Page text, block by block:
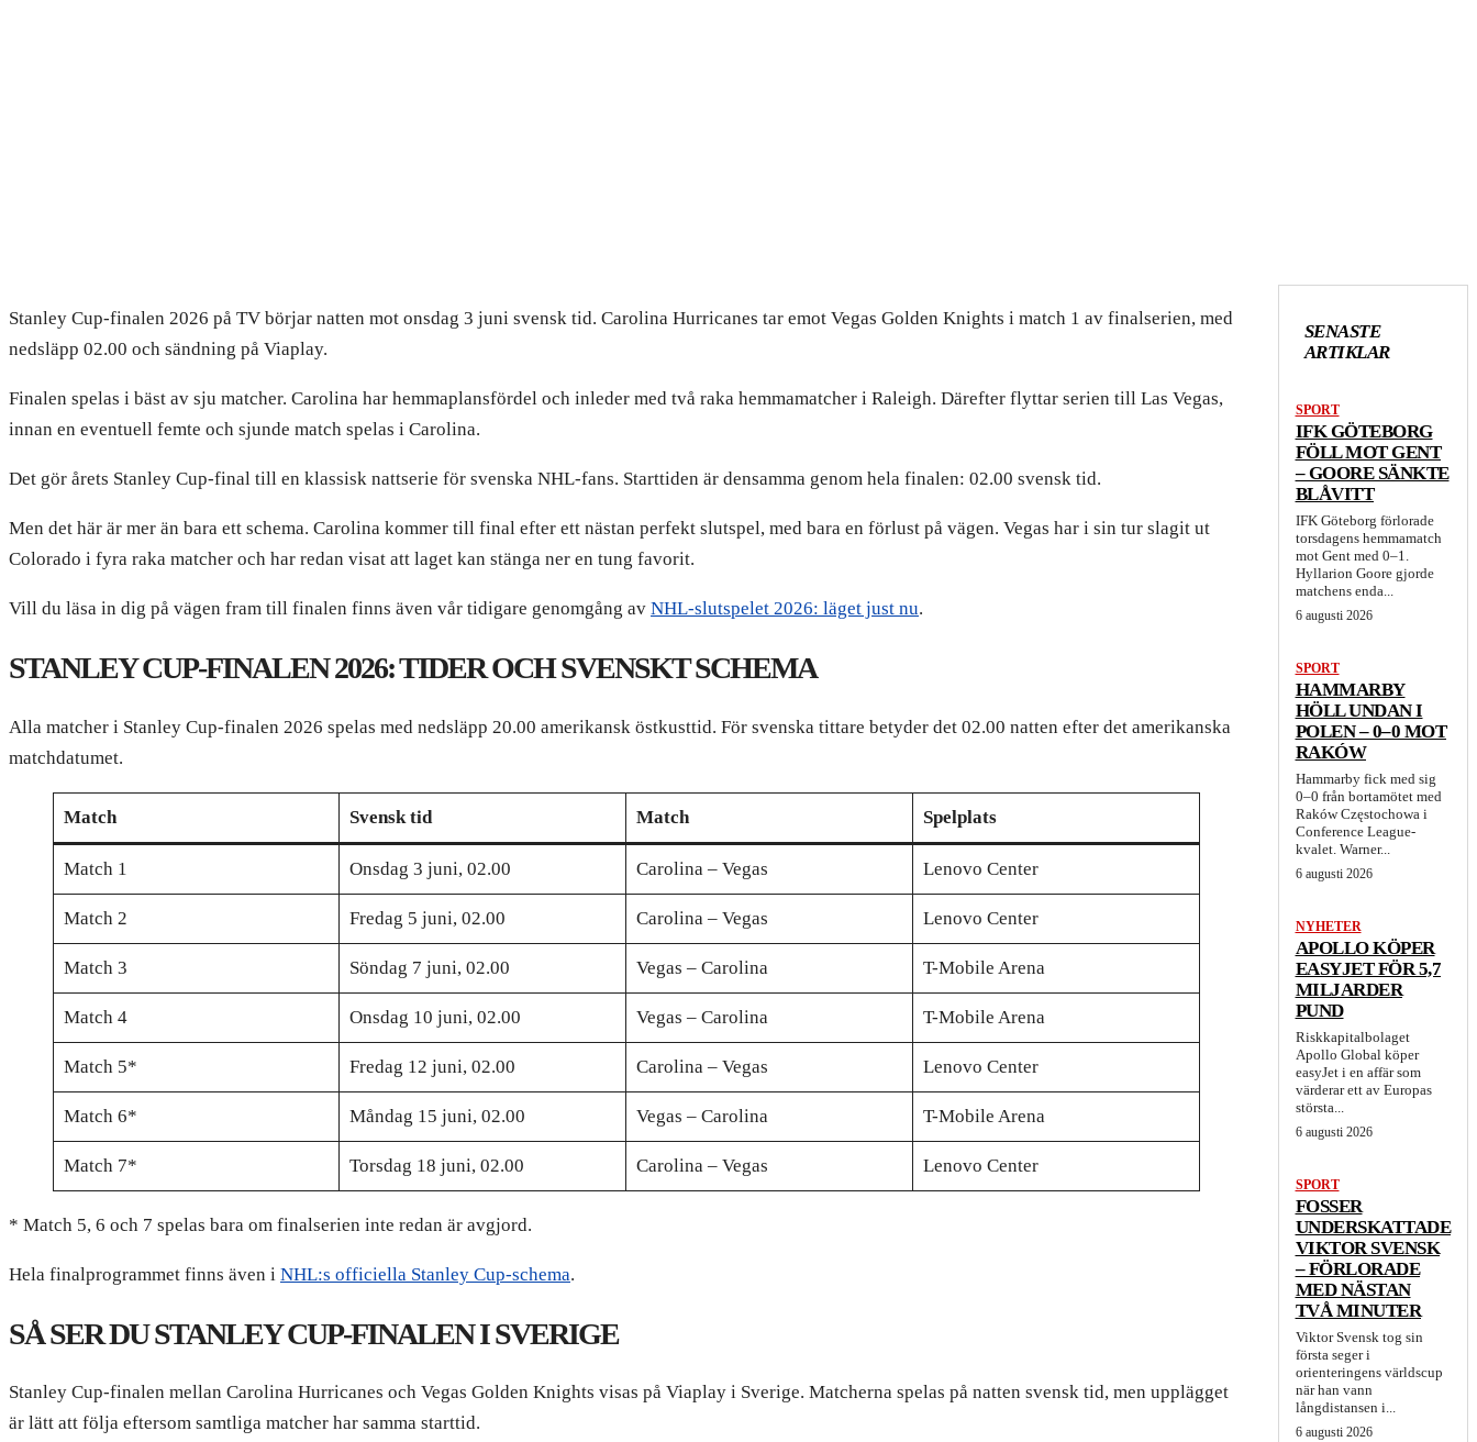
Stanley Cup-finalen 2026 på TV börjar natten mot onsdag 3 juni svensk tid. Carolina Hurricanes tar emot Vegas Golden Knights i match 1 av finalserien, med
nedsläpp 02.00 och sändning på Viaplay.
Finalen spelas i bäst av sju matcher. Carolina har hemmaplansfördel och inleder med två raka hemmamatcher i Raleigh. Därefter flyttar serien till Las Vegas,
innan en eventuell femte och sjunde match spelas i Carolina.
Det gör årets Stanley Cup-final till en klassisk nattserie för svenska NHL-fans. Starttiden är densamma genom hela finalen: 02.00 svensk tid.
Men det här är mer än bara ett schema. Carolina kommer till final efter ett nästan perfekt slutspel, med bara en förlust på vägen. Vegas har i sin tur slagit ut
Colorado i fyra raka matcher och har redan visat att laget kan stänga ner en tung favorit.
Vill du läsa in dig på vägen fram till finalen finns även vår tidigare genomgång av NHL-slutspelet 2026: läget just nu.
STANLEY CUP-FINALEN 2026: TIDER OCH SVENSKT SCHEMA
Alla matcher i Stanley Cup-finalen 2026 spelas med nedsläpp 20.00 amerikansk östkusttid. För svenska tittare betyder det 02.00 natten efter det amerikanska
matchdatumet.
Match Svensk tid Match Spelplats
Match 1 Onsdag 3 juni, 02.00 Carolina – Vegas Lenovo Center
Match 2 Fredag 5 juni, 02.00 Carolina – Vegas Lenovo Center
Match 3 Söndag 7 juni, 02.00 Vegas – Carolina T-Mobile Arena
Match 4 Onsdag 10 juni, 02.00 Vegas – Carolina T-Mobile Arena
Match 5* Fredag 12 juni, 02.00 Carolina – Vegas Lenovo Center
Match 6* Måndag 15 juni, 02.00 Vegas – Carolina T-Mobile Arena
Match 7* Torsdag 18 juni, 02.00 Carolina – Vegas Lenovo Center
* Match 5, 6 och 7 spelas bara om finalserien inte redan är avgjord.
Hela finalprogrammet finns även i NHL:s officiella Stanley Cup-schema.
SÅ SER DU STANLEY CUP-FINALEN I SVERIGE
Stanley Cup-finalen mellan Carolina Hurricanes och Vegas Golden Knights visas på Viaplay i Sverige. Matcherna spelas på natten svensk tid, men upplägget
är lätt att följa eftersom samtliga matcher har samma starttid.
SENASTE
ARTIKLAR
SPORT
IFK GÖTEBORG
FÖLL MOT GENT
– GOORE SÄNKTE
BLÅVITT
IFK Göteborg förlorade
torsdagens hemmamatch
mot Gent med 0–1.
Hyllarion Goore gjorde
matchens enda...
6 augusti 2026
SPORT
HAMMARBY
HÖLL UNDAN I
POLEN – 0–0 MOT
RAKÓW
Hammarby fick med sig
0–0 från bortamötet med
Raków Częstochowa i
Conference League-
kvalet. Warner...
6 augusti 2026
NYHETER
APOLLO KÖPER
EASYJET FÖR 5,7
MILJARDER
PUND
Riskkapitalbolaget
Apollo Global köper
easyJet i en affär som
värderar ett av Europas
största...
6 augusti 2026
SPORT
FOSSER
UNDERSKATTADE
VIKTOR SVENSK
– FÖRLORADE
MED NÄSTAN
TVÅ MINUTER
Viktor Svensk tog sin
första seger i
orienteringens världscup
när han vann
långdistansen i...
6 augusti 2026